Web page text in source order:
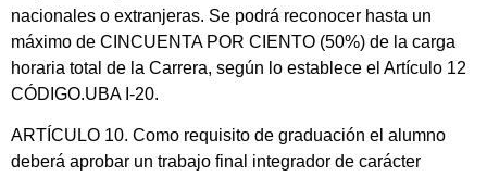
nacionales o extranjeras. Se podrá reconocer hasta un
máximo de CINCUENTA POR CIENTO (50%) de la carga
horaria total de la Carrera, según lo establece el Artículo 12
CÓDIGO.UBA I-20.
ARTÍCULO 10. Como requisito de graduación el alumno
deberá aprobar un trabajo final integrador de carácter